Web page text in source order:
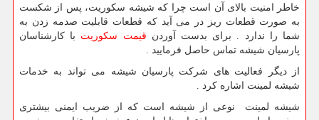
خاطر امنیت بالای آن است چرا که شیشه سکوریت، پس از شکست
به صورت قطعات ریز در می آید که قطعات قابلیت صدمه زدن به
شما را ندارد . برای بدست آوردن قیمت سکوریت با کارشناسان
پارسیان شیشه تماس حاصل فرمایید .
از دیگر فعالیت های شرکت پارسیان شیشه می تواند به خدمات
شیشه لمینت اشاره کرد .
شیشه لمینت نوعی از شیشه است که از ضریب ایمنی بیشتری